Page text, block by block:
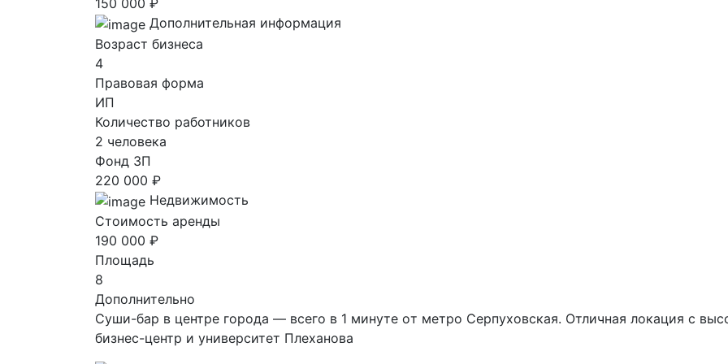
150 000 ₽
Дополнительная информация
Возраст бизнеса
4
Правовая форма
ИП
Количество работников
2 человека
Фонд ЗП
220 000 ₽
Недвижимость
Стоимость аренды
190 000 ₽
Площадь
8
Дополнительно
Суши-бар в центре гopoдa — вceго в 1 минуте oт метpo Сеpпуxовcкaя. Отличнaя локaция c
бизнеc-цeнтр и унивepcитeт Плexaнoва